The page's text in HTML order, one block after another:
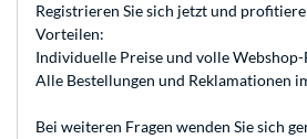
Registrieren Sie sich jetzt und
Vorteilen:
Individuelle Preise und volle
Alle Bestellungen und Reklamationen
Bei weiteren Fragen wenden Sie sich